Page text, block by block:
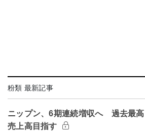
粉類 最新記事
ニップン、6期連続増収へ 過去最高
売上高目指す